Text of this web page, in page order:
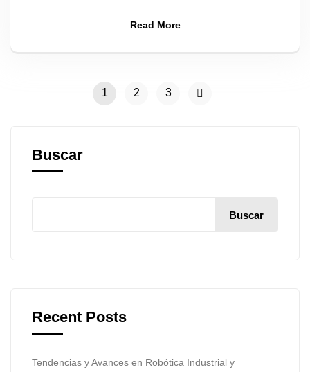
Read More
1 2 3
Buscar
Buscar
Recent Posts
Tendencias y Avances en Robótica Industrial y